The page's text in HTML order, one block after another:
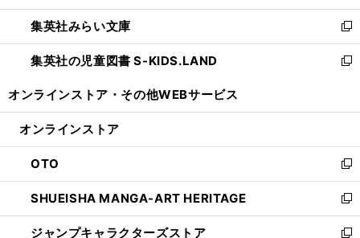
開
く
ウ
で
開
く
ン
ド
ウ
で
ウ
ィ
ン
ド
開
集英社みらい文庫
新
し
い
ン
ウ
で
開
く
集英社の児童図書 S-KIDS.LAND
新
ウ
ン
ド
ウ
で
開
く
オンラインストア・ その他WEBサービス
オンラインストア
OTO
新
し
い
ウ
ィ
SHUEISHA MANGA-ART HERITAGE
新
し
ジャンプキャラクターズストア